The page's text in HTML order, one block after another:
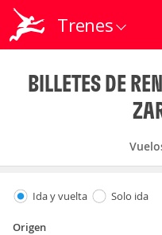
Trenes
BILLETES DE
Ida y vuelta Solo ida
Origen